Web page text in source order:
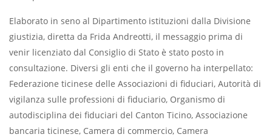
Elaborato in seno al Dipartimento istituzioni dalla Divisione
giustizia, diretta da Frida Andreotti, il messaggio prima di
venir licenziato dal Consiglio di Stato è stato posto in
consultazione. Diversi gli enti che il governo ha interpellato:
Federazione ticinese delle Associazioni di fiduciari, Autorità di
vigilanza sulle professioni di fiduciario, Organismo di
autodisciplina dei fiduciari del Canton Ticino, Associazione
bancaria ticinese, Camera di commercio, Camera